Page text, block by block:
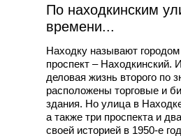
По находкинским
времени...
Находку называют
проспект – Находкинский.
деловая жизнь второго по
расположены торговые и
здания. Но улица в
а также три проспекта и
своей историей в 1950-е